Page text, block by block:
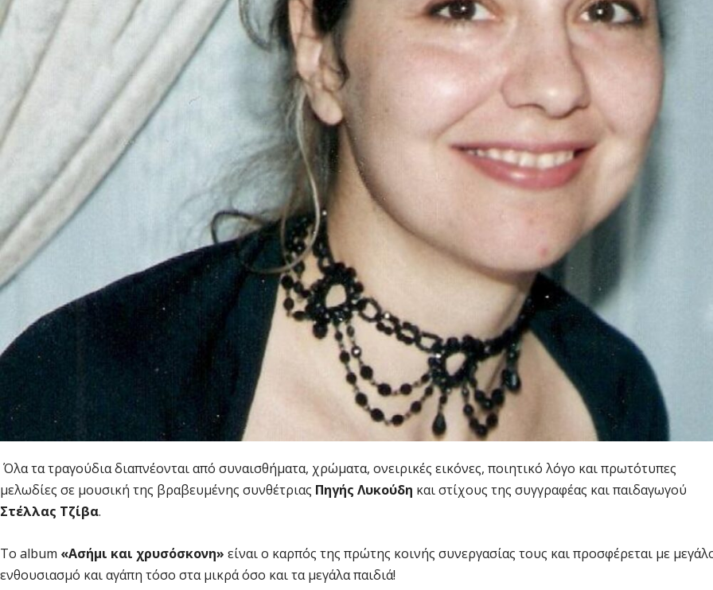
Όλα τα τραγούδια διαπνέονται από συναισθήματα, χρώματα, ονειρικές εικόνες, ποιητικό λόγο και πρωτότυπες
μελωδίες σε μουσική της βραβευμένης συνθέτριας Πηγής Λυκούδη και στίχους της συγγραφέας και παιδαγωγού
Στέλλας Τζίβα.
Το album «Ασήμι και χρυσόσκονη» είναι ο καρπός της πρώτης κοινής συνεργασίας τους και προσφέρεται με
ενθουσιασμό και αγάπη τόσο στα μικρά όσο και τα μεγάλα παιδιά!